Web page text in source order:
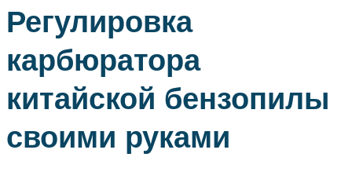
Регулировка
карбюратора
китайской бензопилы
своими руками